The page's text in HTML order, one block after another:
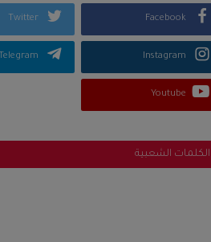
Facebook
Twitter
Instagram
Telegram
Youtube
الكلمات الشعبية